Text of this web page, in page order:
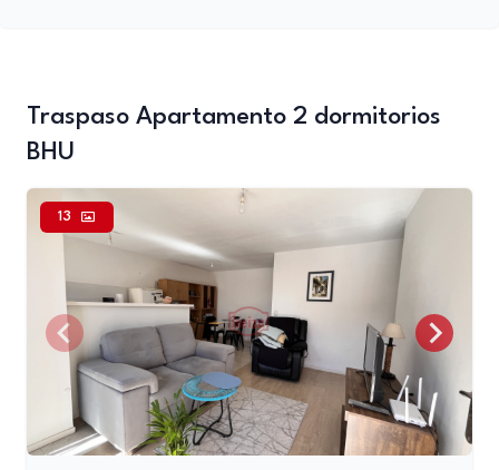
Traspaso Apartamento 2 dormitorios
BHU
13